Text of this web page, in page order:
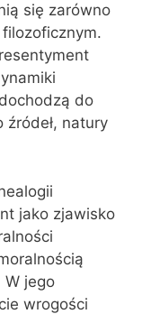
się zarówno
do
natury
jako zjawisko
W jego
wrogości